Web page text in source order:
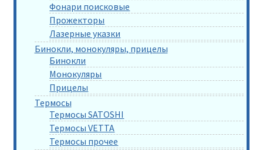
Фонари поисковые
Прожекторы
Лазерные указки
Бинокли, монокуляры, прицелы
Бинокли
Монокуляры
Прицелы
Термосы
Термосы SATOSHI
Термосы VETTA
Термосы прочее